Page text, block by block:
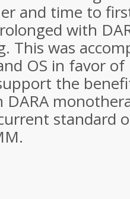
and time to
with
This was
OS in favor of
the
standard